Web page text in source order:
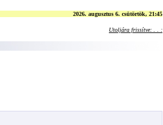
2026. augusztus 6. csütörtök, 21:45
Utoljára frissítve: . . :